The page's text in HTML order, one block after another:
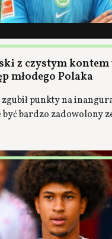
z czystym kontem
młodego Polaka
punkty na
bardzo zadowolony